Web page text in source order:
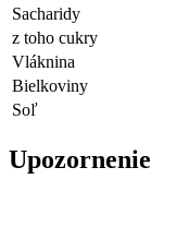
Sacharidy
z toho cukry
Vláknina
Bielkoviny
Soľ
Upozornenie